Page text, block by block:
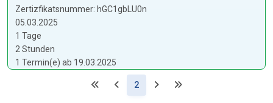
Zertizfikatsnummer: hGC1gbLU0n
05.03.2025
1 Tage
2 Stunden
1 Termin(e) ab 19.03.2025
2(Aktuell)